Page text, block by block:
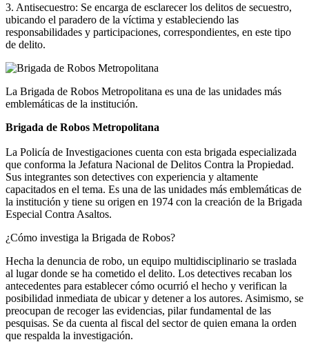
3. Antisecuestro: Se encarga de esclarecer los delitos de secuestro,
ubicando el paradero de la víctima y estableciendo las
responsabilidades y participaciones, correspondientes, en este tipo
de delito.
La Brigada de Robos Metropolitana es una de las unidades más
emblemáticas de la institución.
Brigada de Robos Metropolitana
La Policía de Investigaciones cuenta con esta brigada especializada
que conforma la Jefatura Nacional de Delitos Contra la Propiedad.
Sus integrantes son detectives con experiencia y altamente
capacitados en el tema. Es una de las unidades más emblemáticas de
la institución y tiene su origen en 1974 con la creación de la Brigada
Especial Contra Asaltos.
¿Cómo investiga la Brigada de Robos?
Hecha la denuncia de robo, un equipo multidisciplinario se traslada
al lugar donde se ha cometido el delito. Los detectives recaban los
antecedentes para establecer cómo ocurrió el hecho y verifican la
posibilidad inmediata de ubicar y detener a los autores. Asimismo, se
preocupan de recoger las evidencias, pilar fundamental de las
pesquisas. Se da cuenta al fiscal del sector de quien emana la orden
que respalda la investigación.